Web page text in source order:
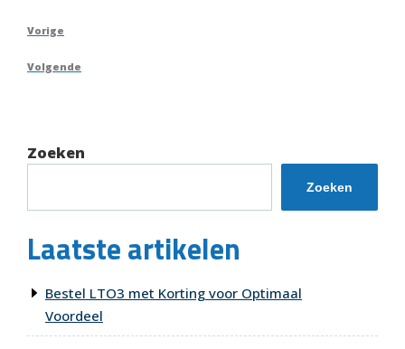
Berichtnavigatie
Vorig
Vorige
Volgend
Volgende
Zoeken
Zoeken
Laatste artikelen
Bestel LTO3 met Korting voor Optimaal
Voordeel